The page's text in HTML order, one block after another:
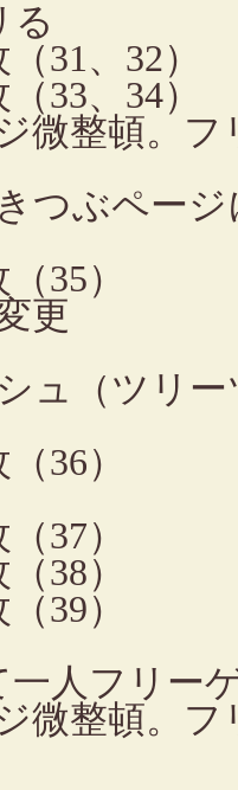
る
31、32）
33、34）
微整頓。
つぶペー
35）
更
ュ（ツリ
36）
37）
38）
39）
一人フリー
微整頓。